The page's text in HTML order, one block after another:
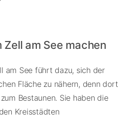
Zell am See machen
am See führt dazu, sich der
Fläche zu nähern, denn dort
Bestaunen. Sie haben die
Kreisstädten